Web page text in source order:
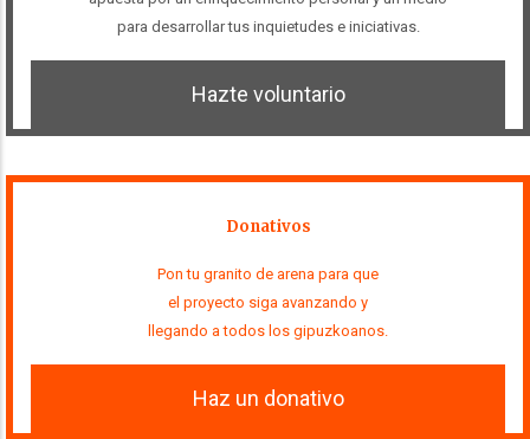
para desarrollar tus inquietudes e iniciativas.
Hazte voluntario
Donativos
Pon tu granito de arena para que
el proyecto siga avanzando y
llegando a todos los gipuzkoanos.
Haz un donativo